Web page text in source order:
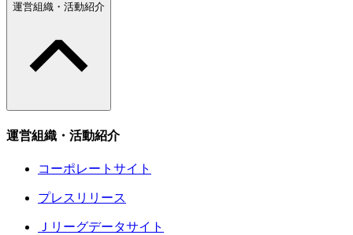
運営組織・活動紹介
運営組織・活動紹介
コーポレートサイト
プレスリリース
Ｊリーグデータサイト